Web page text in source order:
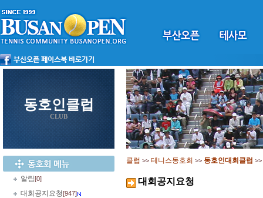
동호인클럽
CLUB
알림[0]
대회공지요청[947]
클럽 >> 테니스동호회 >> 동호인대회클럽 >>
대회공지요청